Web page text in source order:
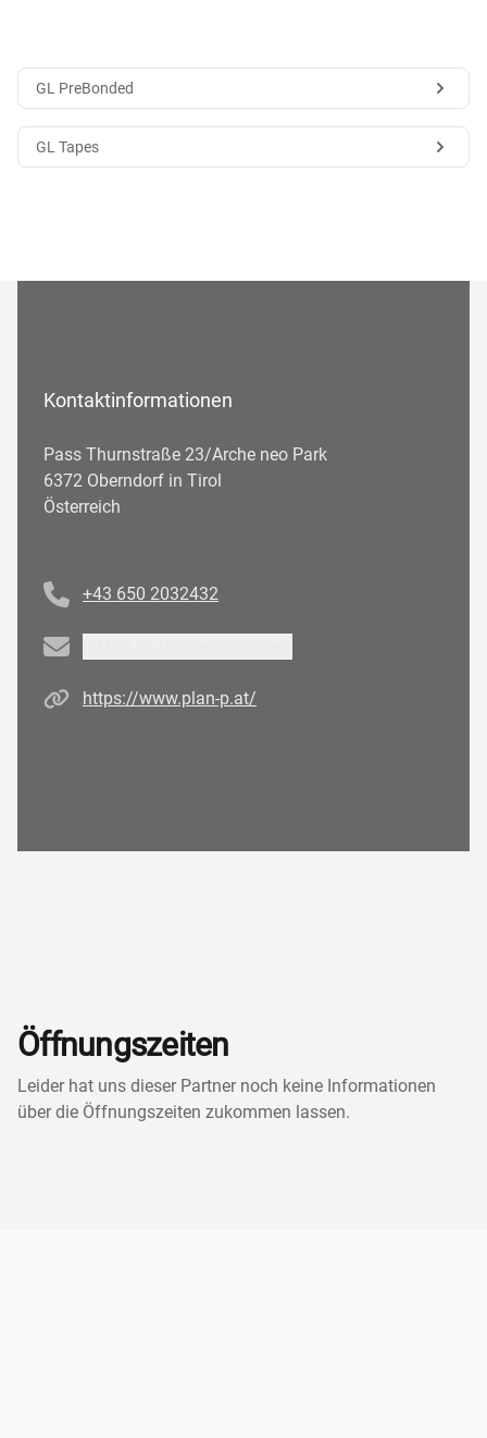
GL PreBonded
GL Tapes
Kontaktinformationen
Pass Thurnstraße 23/Arche neo Park
6372 Oberndorf in Tirol
Österreich
+43 650 2032432
Email
Homepagehttps://www.plan-p.at/
Öffnungszeiten
Leider hat uns dieser Partner noch keine Informationen
über die Öffnungszeiten zukommen lassen.